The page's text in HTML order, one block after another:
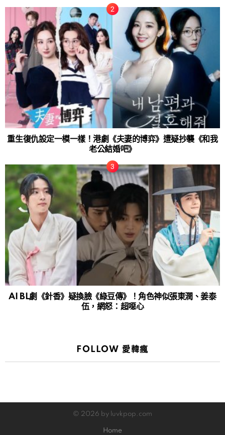
重生復仇設定一模一樣！港劇《夫妻的博弈》遭疑抄襲《和我
老公結婚吧》
AI BL劇《針香》疑換臉《綠豆傳》！角色神似張東潤、姜泰
伍，網怒：超噁心
FOLLOW 愛韓瘋
© 2026 by luvkpop.com
Home